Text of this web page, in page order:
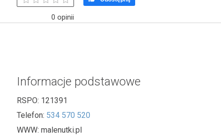
0 opinii
Informacje podstawowe
RSPO: 121391
Telefon: 534 570 520
WWW: malenutki.pl